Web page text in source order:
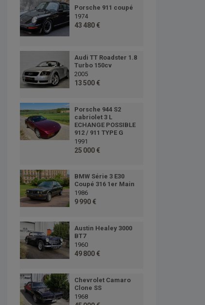
Porsche 911 coupé
1974
43 480 €
Audi TT Roadster 1.8
Turbo 150cv
2005
13 500 €
Porsche 944 S2
cabriolet 3 L
ECHANGE POSSIBLE
912 / 911 TYPE G
1991
25 000 €
BMW Série 3 E30
Coupé 316 1er Main
1986
9 990 €
Austin Healey 3000
BT7
1960
49 800 €
Chevrolet Camaro
Clone SS
1968